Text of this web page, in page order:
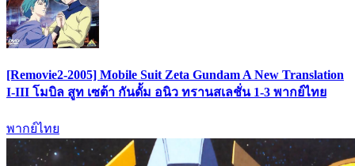
[Removie2-2005] Mobile Suit Zeta Gundam A New Translation
I-III โมบิล สูท เซต้า กันดั้ม อนิว ทรานสเลชั่น 1-3 พากย์ไทย
พากย์ไทย